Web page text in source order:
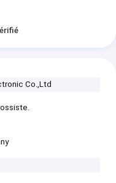
Co.,Ltd